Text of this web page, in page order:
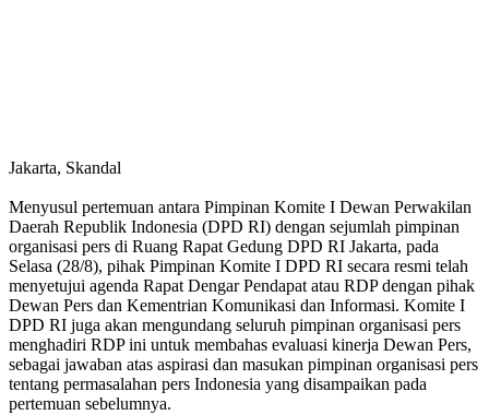
Jakarta, Skandal
Menyusul pertemuan antara Pimpinan Komite I Dewan Perwakilan
Daerah Republik Indonesia (DPD RI) dengan sejumlah pimpinan
organisasi pers di Ruang Rapat Gedung DPD RI Jakarta, pada
Selasa (28/8), pihak Pimpinan Komite I DPD RI secara resmi telah
menyetujui agenda Rapat Dengar Pendapat atau RDP dengan pihak
Dewan Pers dan Kementrian Komunikasi dan Informasi. Komite I
DPD RI juga akan mengundang seluruh pimpinan organisasi pers
menghadiri RDP ini untuk membahas evaluasi kinerja Dewan Pers,
sebagai jawaban atas aspirasi dan masukan pimpinan organisasi pers
tentang permasalahan pers Indonesia yang disampaikan pada
pertemuan sebelumnya.